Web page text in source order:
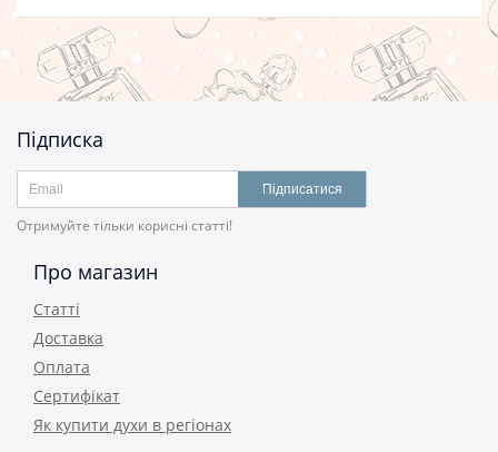
Підписка
Підписатися
Отримуйте тільки корисні статті!
Про магазин
Статті
Доставка
Оплата
Сертифікат
Як купити духи в регіонах